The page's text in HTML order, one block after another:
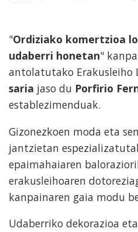
"Ordiziako komertzioa
udaberri honetan"
antolatutako Erakusleiho
saria jaso du Porfirio
establezimenduak.
Gizonezkoen moda eta
jantzietan
epaimahaiaren
erakusleihoaren
kanpainaren gaia modu
Udaberriko dekorazioa